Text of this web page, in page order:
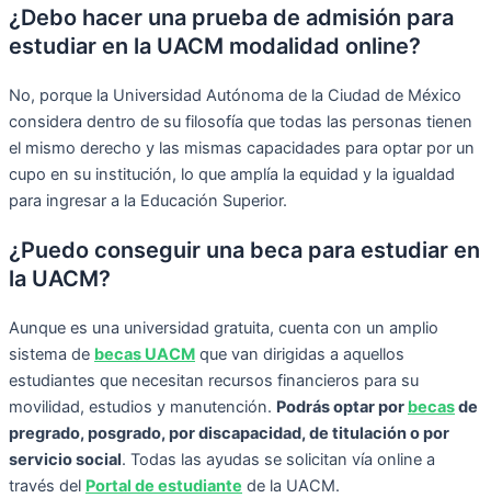
¿Debo hacer una prueba de admisión para
estudiar en la UACM modalidad online?
No, porque la Universidad Autónoma de la Ciudad de México
considera dentro de su filosofía que todas las personas tienen
el mismo derecho y las mismas capacidades para optar por un
cupo en su institución, lo que amplía la equidad y la igualdad
para ingresar a la Educación Superior.
¿Puedo conseguir una beca para estudiar en
la UACM?
Aunque es una universidad gratuita, cuenta con un amplio
sistema de becas UACM que van dirigidas a aquellos
estudiantes que necesitan recursos financieros para su
movilidad, estudios y manutención. Podrás optar por becasde
pregrado, posgrado, por discapacidad, de titulación o por
servicio social. Todas las ayudas se solicitan vía online a
través del Portal de estudiante de la UACM.